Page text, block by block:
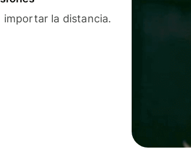
importar la distancia.